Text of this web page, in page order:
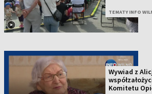
TEMATY INFO
Wywiad z
Komitetu